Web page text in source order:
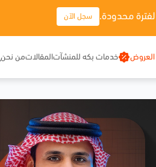
لفترة محدودة. سجل الآن
خدمات بكه للمنشآتالمقالاتمن نحن